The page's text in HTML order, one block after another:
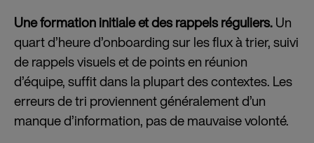
Une formation initiale et des rappels réguliers.Un
quart d’heure d’onboarding sur les flux à trier, suivi
de rappels visuels et de points en réunion
d’équipe, suffit dans la plupart des contextes. Les
erreurs de tri proviennent généralement d’un
manque d’information, pas de mauvaise volonté.